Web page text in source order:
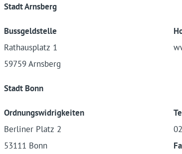
Stadt Arnsberg
Bussgeldstelle
Rathausplatz 1
59759 Arnsberg
Stadt Bonn
Ordnungswidrigkeiten
Berliner Platz 2
53111 Bonn